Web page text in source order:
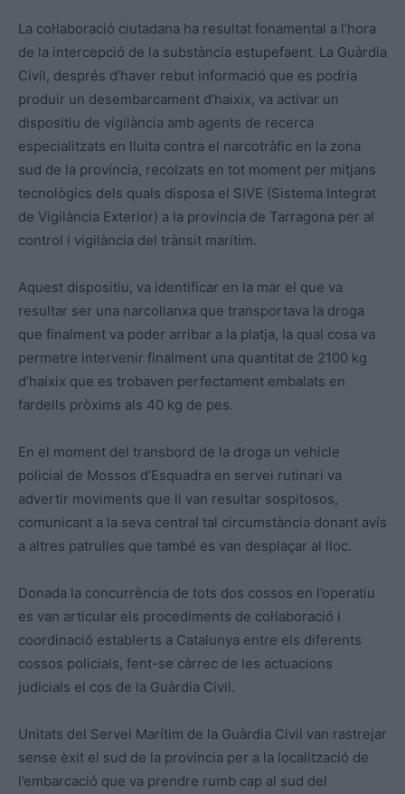
La col·laboració ciutadana ha resultat fonamental a l’hora
de la intercepció de la substància estupefaent. La Guàrdia
Civil, després d’haver rebut informació que es podria
produir un desembarcament d’haixix, va activar un
dispositiu de vigilància amb agents de recerca
especialitzats en lluita contra el narcotràfic en la zona
sud de la província, recolzats en tot moment per mitjans
tecnològics dels quals disposa el SIVE (Sistema Integrat
de Vigilància Exterior) a la província de Tarragona per al
control i vigilància del trànsit marítim.
Aquest dispositiu, va identificar en la mar el que va
resultar ser una narcollanxa que transportava la droga
que finalment va poder arribar a la platja, la qual cosa va
permetre intervenir finalment una quantitat de 2100 kg
d’haixix que es trobaven perfectament embalats en
fardells pròxims als 40 kg de pes.
En el moment del transbord de la droga un vehicle
policial de Mossos d’Esquadra en servei rutinari va
advertir moviments que li van resultar sospitosos,
comunicant a la seva central tal circumstància donant avís
a altres patrulles que també es van desplaçar al lloc.
Donada la concurrència de tots dos cossos en l’operatiu
es van articular els procediments de col·laboració i
coordinació establerts a Catalunya entre els diferents
cossos policials, fent-se càrrec de les actuacions
judicials el cos de la Guàrdia Civil.
Unitats del Servei Marítim de la Guàrdia Civil van rastrejar
sense èxit el sud de la província per a la localització de
l’embarcació que va prendre rumb cap al sud del